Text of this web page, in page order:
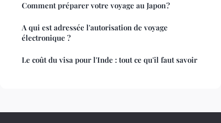
Comment préparer votre voyage au Japon ?
A qui est adressée l'autorisation de voyage
électronique ?
Le coût du visa pour l'Inde : tout ce qu'il faut savoir